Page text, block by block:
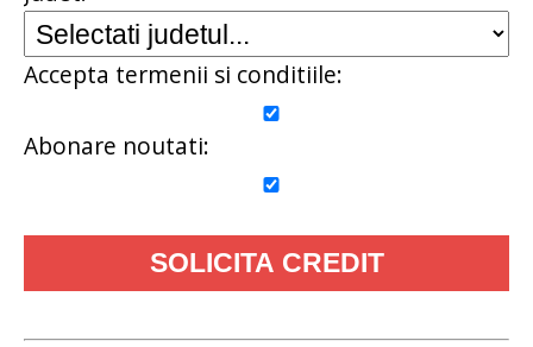
Accepta termenii si conditiile:
Abonare noutati: